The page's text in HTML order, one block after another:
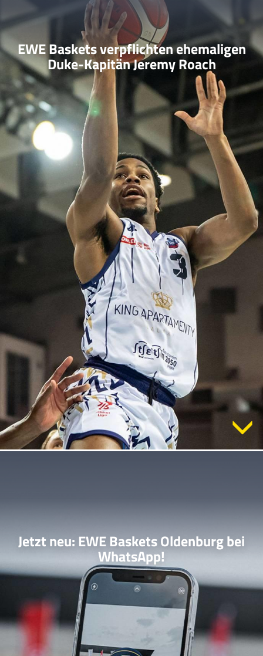
EWE Baskets verpflichten ehemaligen
Duke-Kapitän Jeremy Roach
Jetzt neu: EWE Baskets Oldenburg bei
WhatsApp!